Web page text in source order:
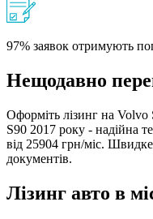
97% заявок отримують
Нещодавно
Оформіть лізинг на
S90 2017 року - надійна
від 25904 грн/міс.
документів.
Лізинг авто в